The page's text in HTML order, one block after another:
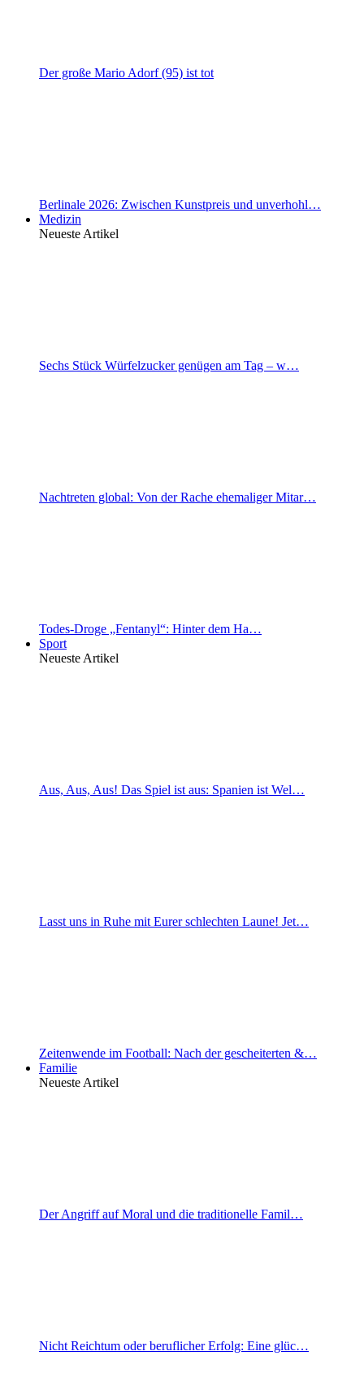
Der große Mario Adorf (95) ist tot
Berlinale 2026: Zwischen Kunstpreis und unverhohl…
Medizin
Neueste Artikel
Sechs Stück Würfelzucker genügen am Tag – w…
Nachtreten global: Von der Rache ehemaliger Mitar…
Todes-Droge „Fentanyl“: Hinter dem Ha…
Sport
Neueste Artikel
Aus, Aus, Aus! Das Spiel ist aus: Spanien ist Wel…
Lasst uns in Ruhe mit Eurer schlechten Laune! Jet…
Zeitenwende im Football: Nach der gescheiterten &…
Familie
Neueste Artikel
Der Angriff auf Moral und die traditionelle Famil…
Nicht Reichtum oder beruflicher Erfolg: Eine glüc…